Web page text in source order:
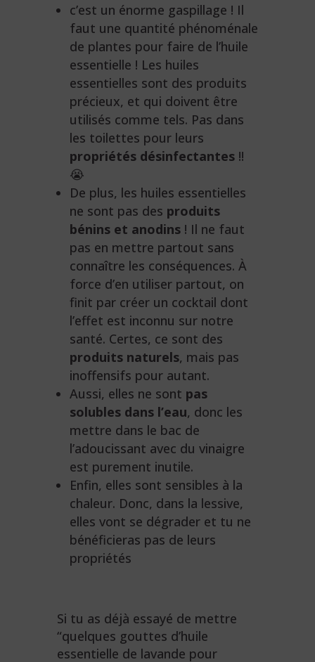
c’est un énorme gaspillage ! Il
faut une quantité phénoménale
de plantes pour faire de l’huile
essentielle ! Les huiles
essentielles sont des produits
précieux, et qui doivent être
utilisés comme tels. Pas dans
les toilettes pour leurs
propriétés désinfectantes!!
😭
De plus, les huiles essentielles
ne sont pas des produits
bénins et anodins! Il ne faut
pas en mettre partout sans
connaître les conséquences. À
force d’en utiliser partout, on
finit par créer un cocktail dont
l’effet est inconnu sur notre
santé. Certes, ce sont des
produits naturels, mais pas
inoffensifs pour autant.
Aussi, elles ne sont pas
solubles dans l’eau, donc les
mettre dans le bac de
l’adoucissant avec du vinaigre
est purement inutile.
Enfin, elles sont sensibles à la
chaleur. Donc, dans la lessive,
elles vont se dégrader et tu ne
bénéficieras pas de leurs
propriétés
Si tu as déjà essayé de mettre
“quelques gouttes d’huile
essentielle de lavande pour